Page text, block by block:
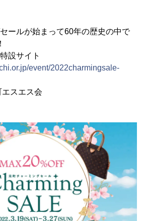
ールが始まって60年の歴史の中で
設サイト
event/2022charmingsale-
スエス会